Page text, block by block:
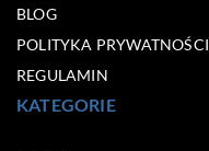
BLOG
POLITYKA PRYWATNOŚCI
REGULAMIN
KATEGORIE